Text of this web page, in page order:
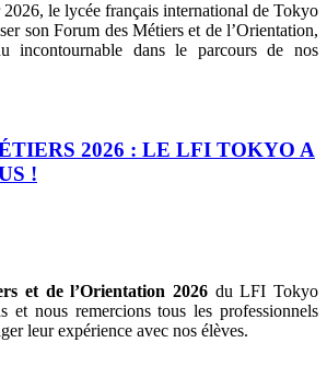
le lycée français international de Tokyo
son Forum des Métiers et de l’Orientation,
incontournable dans le parcours de nos
2026 : LE LFI TOKYO A
!
et de l’Orientation 2026du LFI Tokyo
et nous remercions tous les professionnels
leur expérience avec nos élèves.